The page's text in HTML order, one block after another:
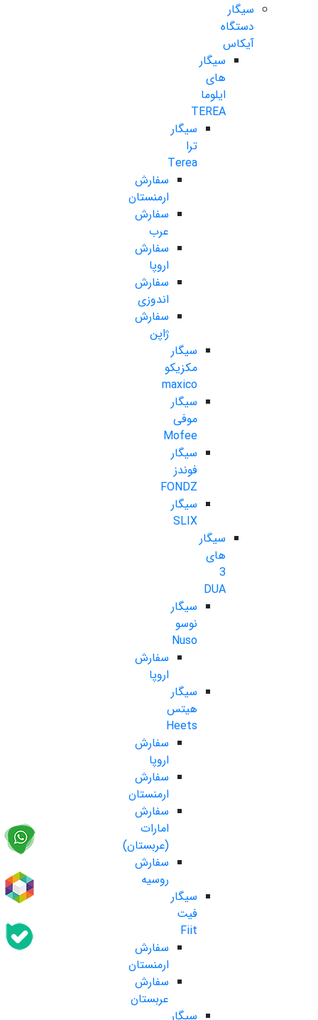
سیگار
دستگاه
آیکاس
سیگار
های
ایلوما
TEREA
سیگار
ترا
Terea
سفارش
ارمنستان
سفارش
عرب
سفارش
اروپا
سفارش
اندوزی
سفارش
ژاپن
سیگار
مکزیکو
maxico
سیگار
موفی
Mofee
سیگار
فوندز
FONDZ
سیگار
SLIX
سیگار
های
3
DUA
سیگار
نوسو
Nuso
سفارش
اروپا
سیگار
هیتس
Heets
سفارش
اروپا
سفارش
ارمنستان
سفارش
امارات
(عربستان)
سفارش
روسیه
سیگار
فیت
Fiit
سفارش
ارمنستان
سفارش
عربستان
سیگار